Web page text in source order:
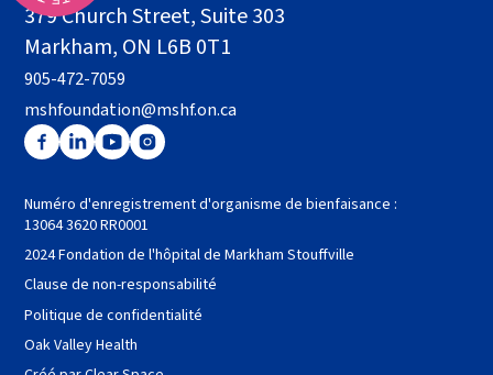
379 Church Street, Suite 303
Markham, ON L6B 0T1
905-472-7059
mshfoundation@mshf.on.ca
Numéro d'enregistrement d'organisme de bienfaisance :
13064 3620 RR0001
2024 Fondation de l'hôpital de Markham Stouffville
Clause de non-responsabilité
Politique de confidentialité
Oak Valley Health